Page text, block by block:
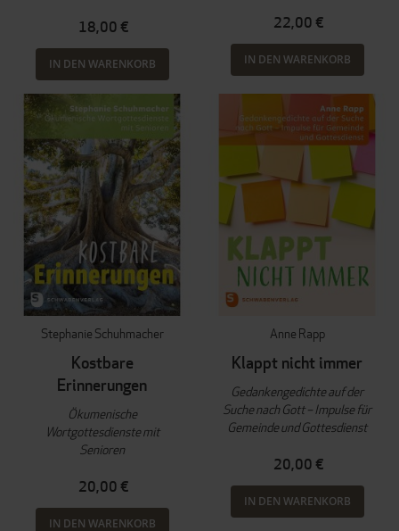
18,00 €
IN DEN WARENKORB
22,00 €
IN DEN WARENKORB
Stephanie Schuhmacher
Kostbare
Erinnerungen
Ökumenische
Wortgottesdienste mit
Senioren
20,00 €
IN DEN WARENKORB
Anne Rapp
Klappt nicht immer
Gedankengedichte auf der
Suche nach Gott – Impulse für
Gemeinde und Gottesdienst
20,00 €
IN DEN WARENKORB